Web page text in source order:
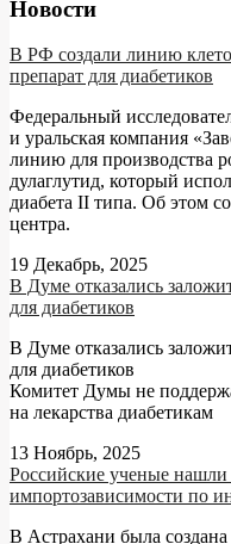
Новости
В РФ создали линию
препарат для диабетиков
Федеральный
и уральская компания
линию для производства
дулаглутид, который
диабета II типа. Об этом
центра.
19 Декабрь, 2025
В Думе отказались
для диабетиков
В Думе отказались
для диабетиков
Комитет Думы не
на лекарства диабетикам
13 Ноябрь, 2025
Российские ученые
импортозависимости по
В Астрахани была создана